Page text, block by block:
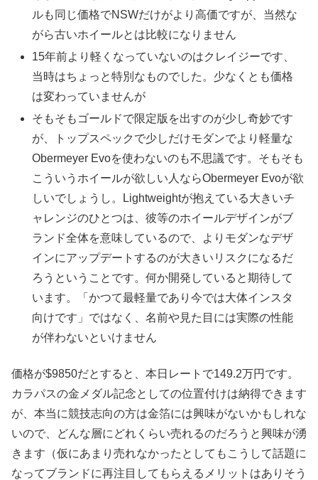
ルも同じ価格でNSWだけがより高価ですが、当然な
がら古いホイールとは比較になりません
15年前より軽くなっていないのはクレイジーです、
当時はちょっと特別なものでした。少なくとも価格
は変わっていませんが
そもそもゴールドで限定版を出すのが少し奇妙です
が、トップスペックで少しだけモダンでより軽量な
Obermeyer Evoを使わないのも不思議です。そもそも
こういうホイールが欲しい人ならObermeyer Evoが欲
しいでしょうし。Lightweightが抱えている大きいチ
ャレンジのひとつは、彼等のホイールデザインがブ
ランド全体を意味しているので、よりモダンなデザ
インにアップデートするのが大きいリスクになるだ
ろうということです。何か開発していると期待して
います。「かつて最軽量であり今では大体インスタ
向けです」ではなく、名前や見た目には実際の性能
が伴わないといけません
価格が$9850だとすると、本日レートで149.2万円です。
カラパスの金メダル記念としての位置付けは納得できます
が、本当に競技志向の方は金箔には興味がないかもしれな
いので、どんな層にどれくらい売れるのだろうと興味が湧
きます（仮にあまり売れなかったとしてもこうして話題に
なってブランドに再注目してもらえるメリットはありそう